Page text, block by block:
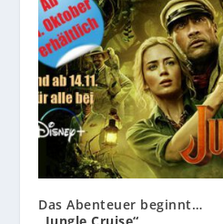
Das Abenteuer beginnt…